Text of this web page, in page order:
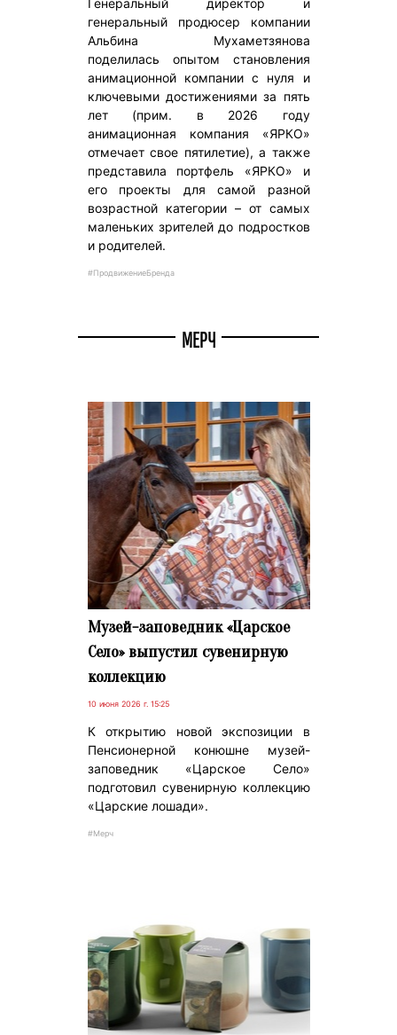
генеральный продюсер компании
Альбина Мухаметзянова
поделилась опытом становления
анимационной компании с нуля и
ключевыми достижениями за пять
лет (прим. в 2026 году
анимационная компания «ЯРКО»
отмечает свое пятилетие), а также
представила портфель «ЯРКО» и
его проекты для самой разной
возрастной категории – от самых
маленьких зрителей до подростков
и родителей.
#ПродвижениеБренда
МЕРЧ
Музей-заповедник «Царское
Село» выпустил сувенирную
коллекцию
10 июня 2026 г. 15:25
К открытию новой экспозиции в
Пенсионерной конюшне музей-
заповедник «Царское Село»
подготовил сувенирную коллекцию
«Царские лошади».
#Мерч